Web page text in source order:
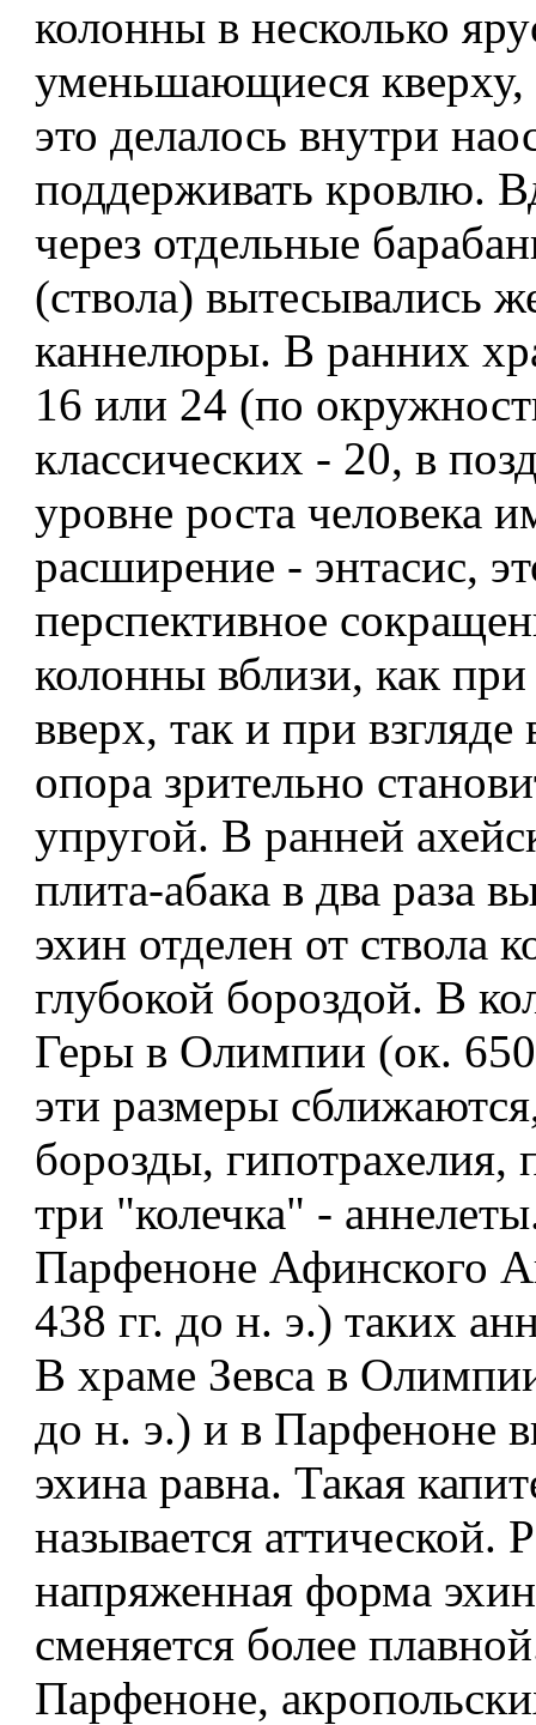
колонны в несколько
уменьшающиеся кверху,
это делалось внутри
поддерживать кровлю.
через отдельные
(ствола) вытесывались
каннелюры. В ранних
16 или 24 (по
классических - 20, в
уровне роста человека
расширение - энтасис,
перспективное
колонны вблизи, как при
вверх, так и при взгляде
опора зрительно
упругой. В ранней
плита-абака в два раза
эхин отделен от ствола
глубокой бороздой. В
Геры в Олимпии (ок.
эти размеры
борозды, гипотрахелия,
три "колечка" -
Парфеноне Афинского
438 гг. до н. э.) таких
В храме Зевса в
до н. э.) и в Парфеноне
эхина равна. Такая
называется аттической.
напряженная форма
сменяется более
Парфеноне,